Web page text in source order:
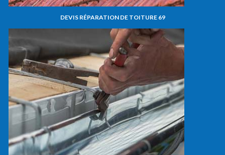
DEVIS RÉPARATION DE TOITURE 69